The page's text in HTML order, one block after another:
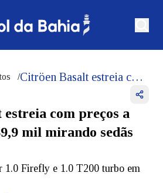
/ Citröen Basalt estreia com preços a partir de R$ 89,9 mil mirando sedãs de entrada
com preços a
mil mirando sedãs
1.0 Firefly e 1.0 T200 turbo em